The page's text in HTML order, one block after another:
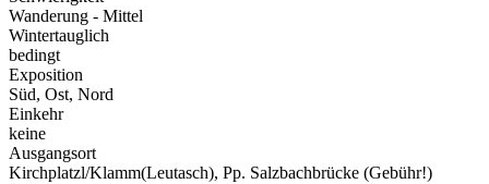
Wanderung - Mittel
Wintertauglich
bedingt
Exposition
Süd, Ost, Nord
Einkehr
keine
Ausgangsort
Kirchplatzl/Klamm(Leutasch), Pp. Salzbachbrücke (Gebühr!)